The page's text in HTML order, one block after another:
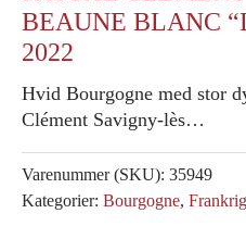
BEAUNE BLANC
2022
Hvid Bourgogne med stor
Clément Savigny-lès…
Varenummer (SKU): 35949
Kategorier: Bourgogne, Frankrig